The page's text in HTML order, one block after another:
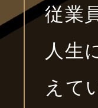
従業
人生
えて